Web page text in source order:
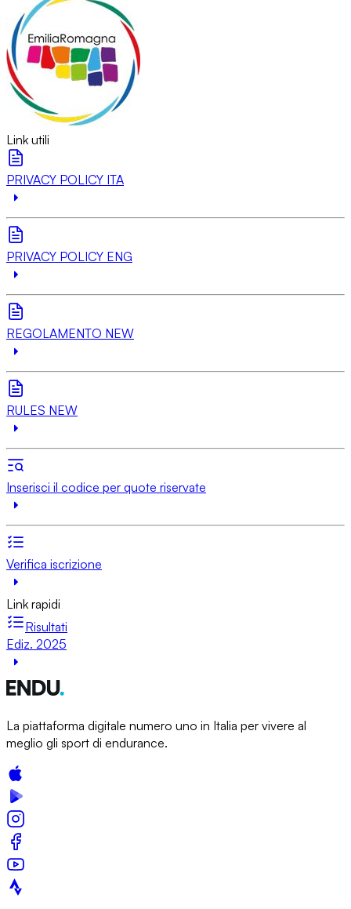
Link utili
PRIVACY POLICY ITA
PRIVACY POLICY ENG
REGOLAMENTO NEW
RULES NEW
Inserisci il codice per quote riservate
Verifica iscrizione
Link rapidi
Risultati
Ediz. 2025
La piattaforma digitale numero uno in Italia per vivere al
meglio gli sport di endurance.